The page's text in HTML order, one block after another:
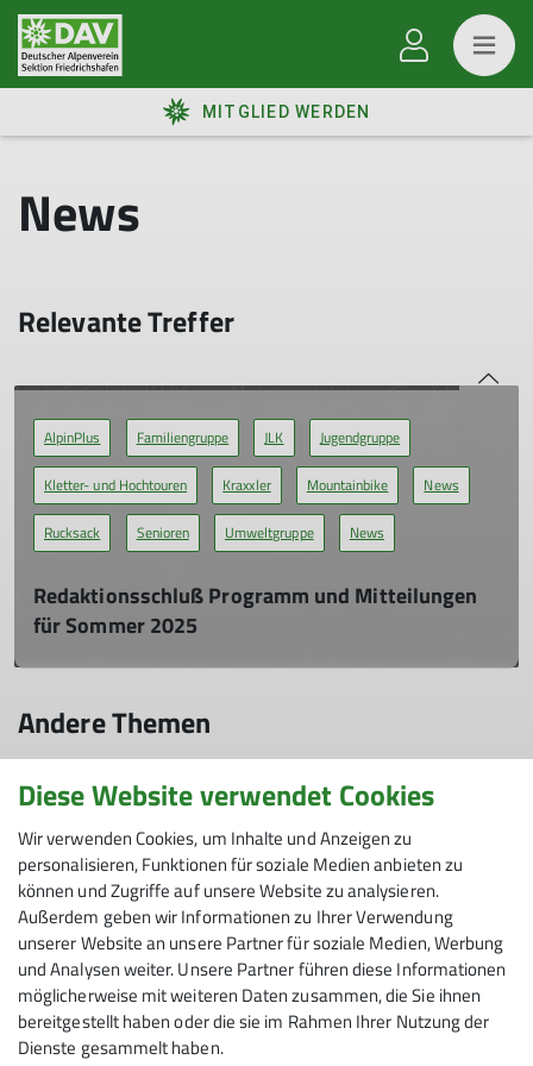
MITGLIED WERDEN
News
Relevante Treffer
AlpinPlus Familiengruppe JLK Jugendgruppe
Kletter- und Hochtouren Kraxxler Mountainbike News
Rucksack Senioren Umweltgruppe News
Redaktionsschluß Programm und Mitteilungen
für Sommer 2025
So. 18.01.2026
Ausbildungsprogramm Sommer 2026“ -
(Beiträge bitte ausschließlich an
programm@dav-fn.de)
Redaktionsschluss für „Mitteilungen Frühjahr
2026“ - (Beiträge bitte ausschließlich an
mitteilungen@dav-fn.de)
mehr erfahren
Andere Themen
084 - Sektion Friedrichshafen Bouldern
Familiengruppe Gruppen JLK JLK-Berichte
Kletter- und Hochtouren Klettern Kraxxler Kurse
Mountainbike News News Rucksack
Rucksack-Tourenberichte Sektion Senioren Tourenberichte
Umweltgruppe
Diese Website verwendet Cookies
Wir verwenden Cookies, um Inhalte und Anzeigen zu
personalisieren, Funktionen für soziale Medien anbieten zu
können und Zugriffe auf unsere Website zu analysieren.
Außerdem geben wir Informationen zu Ihrer Verwendung
unserer Website an unsere Partner für soziale Medien, Werbung
und Analysen weiter. Unsere Partner führen diese Informationen
möglicherweise mit weiteren Daten zusammen, die Sie ihnen
bereitgestellt haben oder die sie im Rahmen Ihrer Nutzung der
Dienste gesammelt haben.